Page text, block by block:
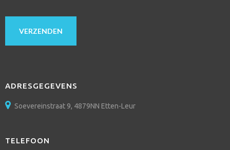
ADRESGEGEVENS
Soevereinstraat 9, 4879NN Etten-Leur
TELEFOON